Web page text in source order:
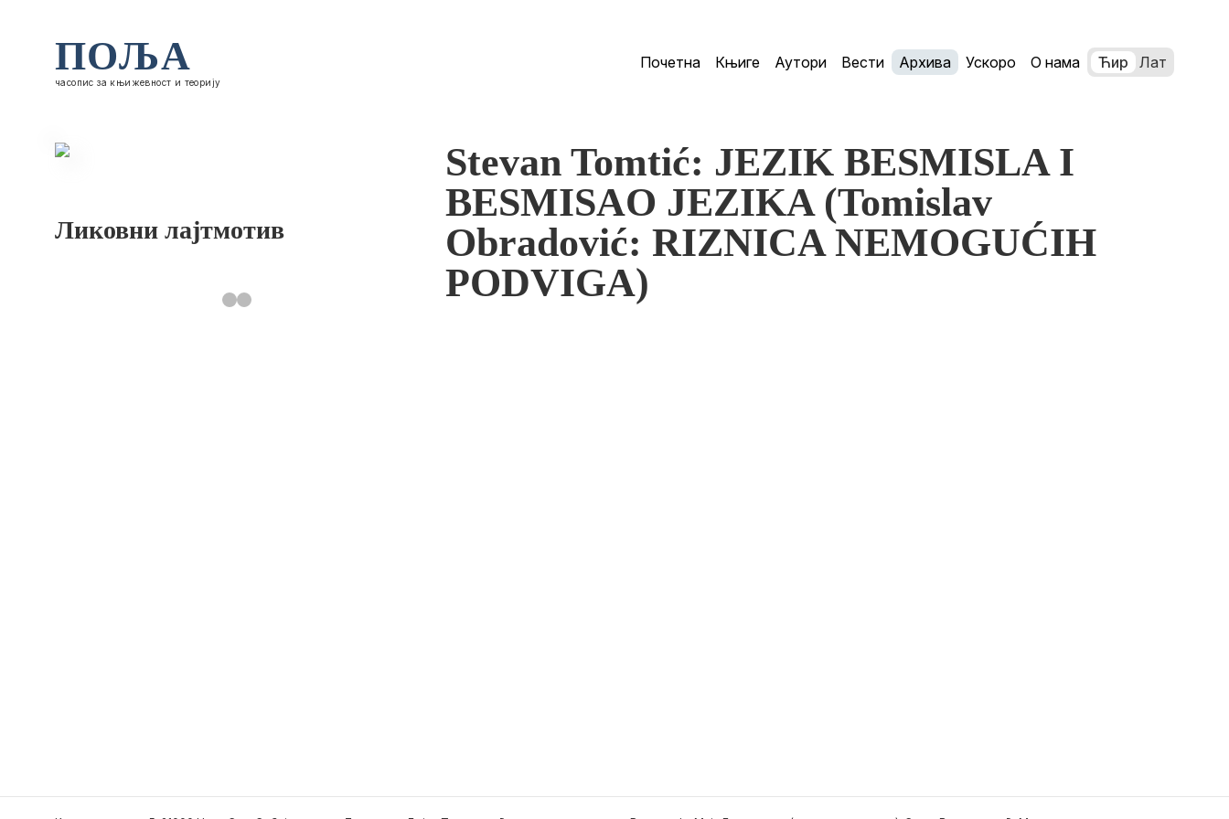
ПОЉА
часопис за књижевност и теорију
Почетна Књиге Аутори Вести Архива Ускоро О нама Ћир Лат
Ликовни лајтмотив
Stevan Tomtić: JEZIK BESMISLA I
BESMISAO JEZIKA (Tomislav
Obradović: RIZNICA NEMOGUĆIH
PODVIGA)